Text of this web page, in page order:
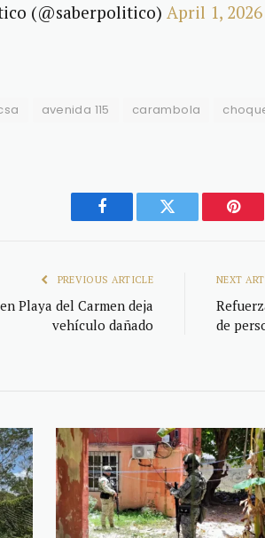
(@saberpolitico) April 1, 2026
avenida 115 carambola
Facebook Twitter
PREVIOUS ARTICLE
Playa del Carmen deja
vehículo dañado
NEXT
de